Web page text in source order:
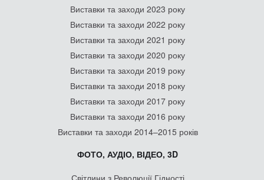
Виставки та заходи 2023 року
Виставки та заходи 2022 року
Виставки та заходи 2021 року
Виставки та заходи 2020 року
Виставки та заходи 2019 року
Виставки та заходи 2018 року
Виставки та заходи 2017 року
Виставки та заходи 2016 року
Виставки та заходи 2014–2015 років
ФОТО, АУДІО, ВІДЕО, 3D
Світлини з Революції Гідності